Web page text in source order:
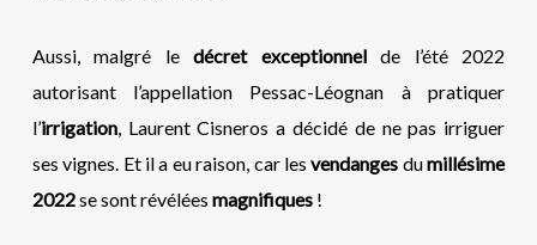
Aussi, malgré ledécret exceptionnelde l’été 2022
autorisant l’appellation Pessac-Léognan à pratiquer
l’irrigation, Laurent Cisneros a décidé de ne pas irriguer
ses vignes. Et il a eu raison, car lesvendanges dumillésime
2022se sont révélées magnifiques!